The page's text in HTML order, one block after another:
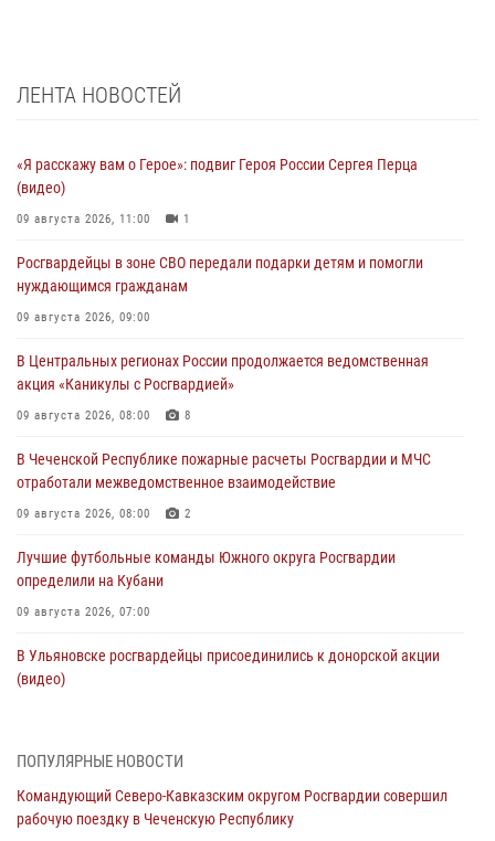
ЛЕНТА НОВОСТЕЙ
«Я расскажу вам о Герое»: подвиг Героя России Сергея Перца
(видео)
09 августа 2026, 11:00 1
Росгвардейцы в зоне СВО передали подарки детям и помогли
нуждающимся гражданам
09 августа 2026, 09:00
В Центральных регионах России продолжается ведомственная
акция «Каникулы с Росгвардией»
09 августа 2026, 08:00 8
В Чеченской Республике пожарные расчеты Росгвардии и МЧС
отработали межведомственное взаимодействие
09 августа 2026, 08:00 2
Лучшие футбольные команды Южного округа Росгвардии
определили на Кубани
09 августа 2026, 07:00
В Ульяновске росгвардейцы присоединились к донорской акции
(видео)
Росгвардейцы провели занятие по стрелковой подготовке для
краеведения Луганской Народной Республики
09 августа 2026, 05:00
ПОПУЛЯРНЫЕ НОВОСТИ
Командующий Северо-Кавказским округом Росгвардии совершил
рабочую поездку в Чеченскую Республику